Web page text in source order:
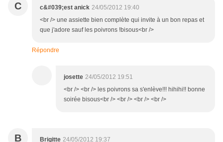
C c&#039;est anick 24/05/2012 19:40
<br /> une assiette bien complète qui invite à un bon repas et
que j'adore sauf les poivrons !bisous<br />
Répondre
josette 24/05/2012 19:51
<br /> <br /> les poivrons sa s'enlève!!! hihihi!! bonne
soirée bisous<br /> <br /> <br /> <br />
B Brigitte 24/05/2012 19:37